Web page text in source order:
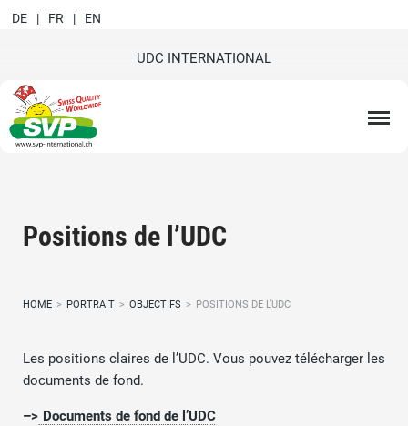
UDC INTERNATIONAL
DE FR EN
Positions de l’UDC
HOME > PORTRAIT > OBJECTIFS > POSITIONS DE L’UDC
Les positions claires de l’UDC. Vous pouvez télécharger les
documents de fond.
–> Documents de fond de l’UDC